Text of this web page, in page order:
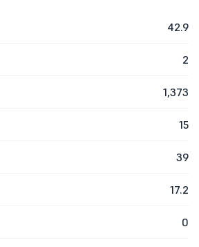
42.9
2
1,373
15
39
17.2
0